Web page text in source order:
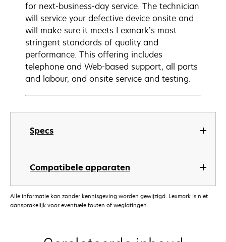
Specs
Compatibele apparaten
for next-business-day service. The technician
will service your defective device onsite and
will make sure it meets Lexmark’s most
stringent standards of quality and
performance. This offering includes
telephone and Web-based support, all parts
and labour, and onsite service and testing.
Alle informatie kan zonder kennisgeving worden gewijzigd. Lexmark is niet
aansprakelijk voor eventuele fouten of weglatingen.